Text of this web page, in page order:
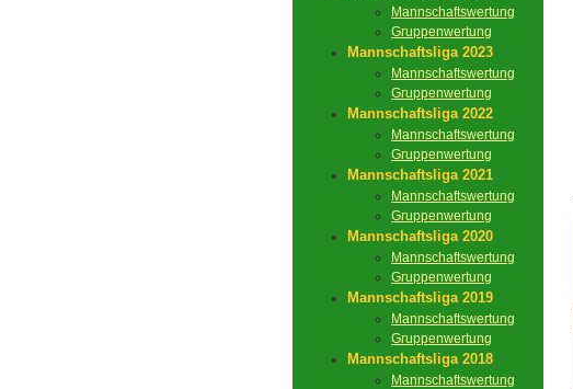
Mannschaftswertung
Gruppenwertung
Mannschaftsliga 2023
Mannschaftswertung
Gruppenwertung
Mannschaftsliga 2022
Mannschaftswertung
Gruppenwertung
Mannschaftsliga 2021
Mannschaftswertung
Gruppenwertung
Mannschaftsliga 2020
Mannschaftswertung
Gruppenwertung
Mannschaftsliga 2019
Mannschaftswertung
Gruppenwertung
Mannschaftsliga 2018
Mannschaftswertung